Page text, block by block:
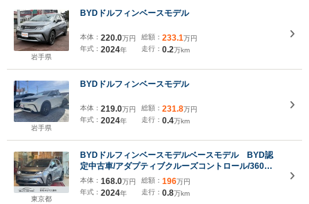
岩手県
BYDドルフィンベースモデル
本体： 220.0万円
年式： 2024年
総額： 233.1万円
走行： 0.2万km
岩手県
BYDドルフィンベースモデル
本体： 219.0万円
年式： 2024年
総額： 231.8万円
走行： 0.4万km
東京都
BYDドルフィンベースモデルベースモデル BYD認
定中古車/アダプティブクルーズコントロール/360度
カメラ/衝突軽減ブレー
キ/AppleCarPlay/AndroidAuto/シートヒーター/
本体： 168.0万円
年式： 2024年
総額： 196万円
走行： 0.8万km